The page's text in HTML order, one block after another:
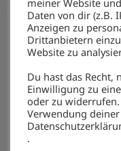
tiefere
💖 Du lernst, dir
Freundlichkeit
Weitere
🎓 90-
Daten von dir (z.B.
Anzeigen zu
Drittanbietern
Website zu
Du hast das
Einwilligung zu
oder zu
Verwendung
.